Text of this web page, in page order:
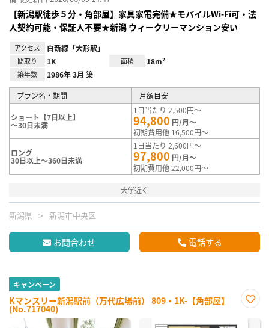
【新潟駅徒歩５分・角部屋】家具家電完備★モバイルWi-Fi可・法
人契約可能・保証人不要★新潟 ウィークリーマンション安い
アクセス 白新線「大形駅」
間取り 1K 面積 18m²
築年数 1986年 3月 築
プラン名・期間 月額目安
ショート【7日以上】
～30日未満
1日当たり 2,500円～
94,800 円/月～
初期費用他 16,500円～
ロング
30日以上～360日未満
1日当たり 2,600円～
97,800 円/月～
初期費用他 22,000円～
大学近く
新潟県 新潟市中央区
お問合わせ 電話する
キャンペーン
Kマンスリー新潟駅前（万代広場前） 809・1K-【角部屋】
(No.717040)
に入